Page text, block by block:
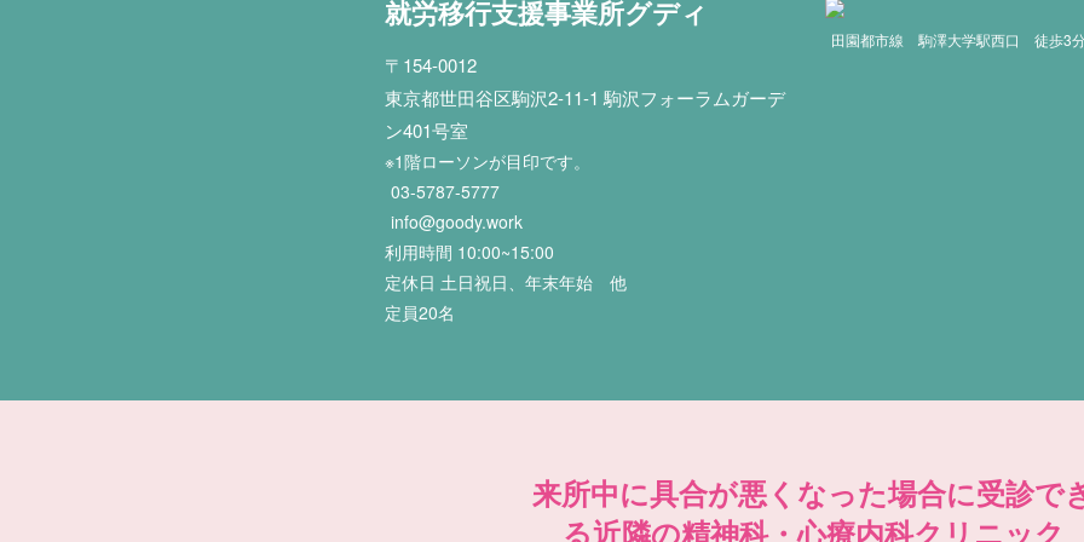
就労移行支援事業所グディ
〒154-0012
東京都世田谷区駒沢2-11-1 駒沢フォーラムガーデ
ン401号室
※1階ローソンが目印です。
03-5787-5777
info@goody.work
利用時間 10:00~15:00
定休日 土日祝日、年末年始 他
定員20名
田園都市線 駒澤大学駅西口 徒歩3
来所中に具合が悪くなった場合に受診で
る近隣の精神科・心療内科クリニック